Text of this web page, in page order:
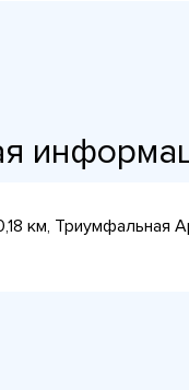
км, Триумфальная